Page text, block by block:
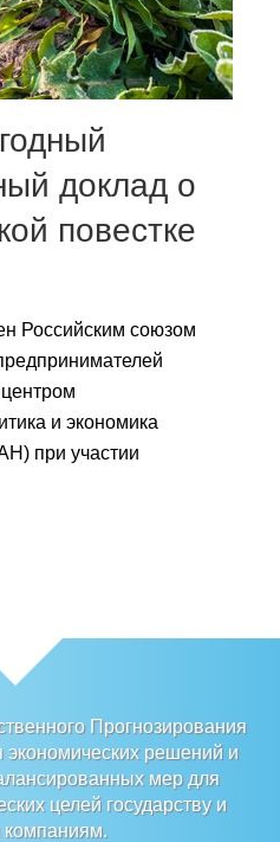
коррупции
оформления
доклад о
повестке
Российским союзом
и экономика
при участии
Прогнозирования
экономических решений и
мер для
целей государству и